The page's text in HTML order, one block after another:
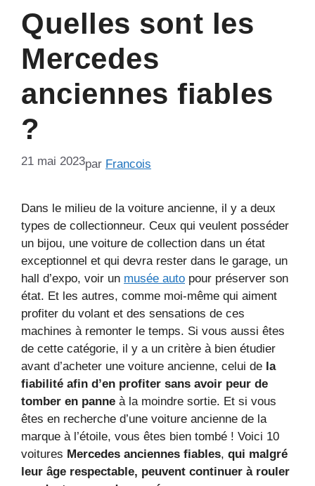
Quelles sont les
Mercedes
anciennes fiables
?
21 mai 2023par Francois
Dans le milieu de la voiture ancienne, il y a deux
types de collectionneur. Ceux qui veulent posséder
un bijou, une voiture de collection dans un état
exceptionnel et qui devra rester dans le garage, un
hall d’expo, voir un musée auto pour préserver son
état. Et les autres, comme moi-même qui aiment
profiter du volant et des sensations de ces
machines à remonter le temps. Si vous aussi êtes
de cette catégorie, il y a un critère à bien étudier
avant d’acheter une voiture ancienne, celui de la
fiabilité afin d’en profiter sans avoir peur de
tomber en panne à la moindre sortie. Et si vous
êtes en recherche d’une voiture ancienne de la
marque à l’étoile, vous êtes bien tombé ! Voici 10
voitures Mercedes anciennes fiables, qui malgré
leur âge respectable, peuvent continuer à rouler